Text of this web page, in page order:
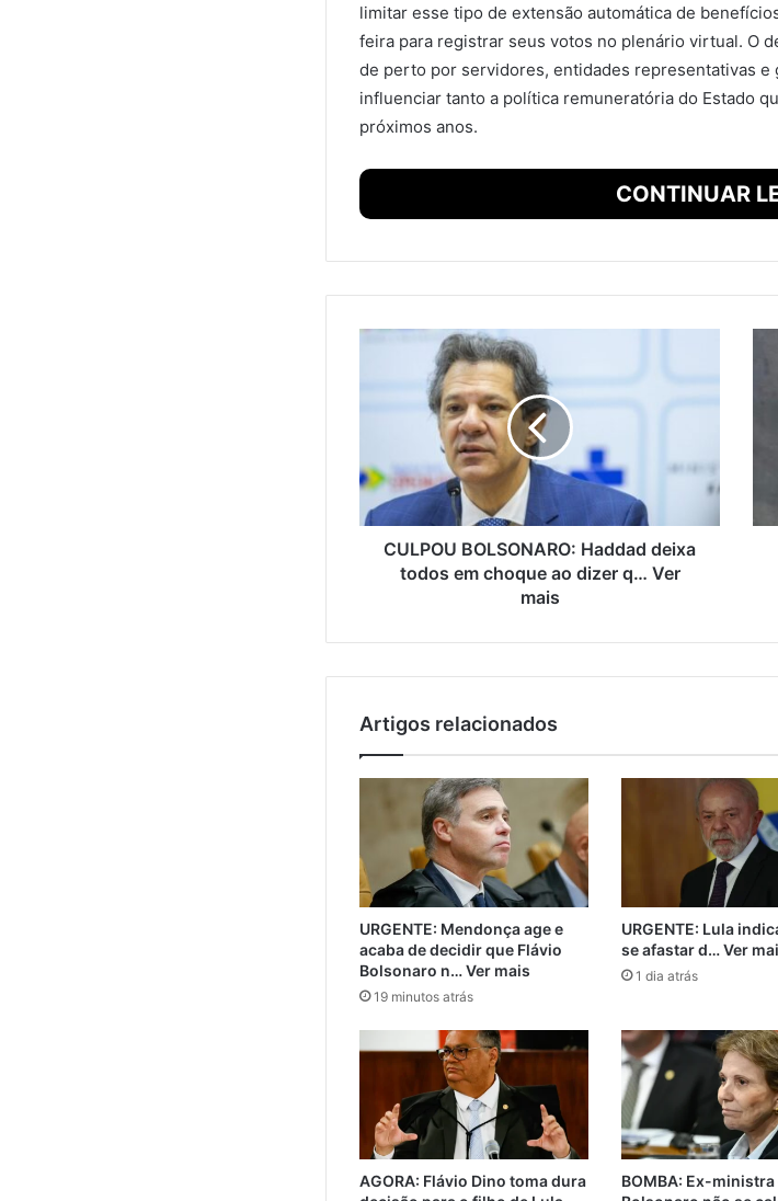
limitar esse tipo de extensão automática de
feira para registrar seus votos no plenário virtual. O
de perto por servidores, entidades representativas e
influenciar tanto a política remuneratória do Estado
próximos anos.
CONTINUAR
CULPOU BOLSONARO: Haddad deixa
todos em choque ao dizer q… Ver
mais
Artigos relacionados
URGENTE: Mendonça age e
acaba de decidir que Flávio
Bolsonaro n… Ver mais
19 minutos atrás
URGENTE: Lula
se afastar d… Ver
1 dia atrás
AGORA: Flávio Dino toma dura
BOMBA: Ex-ministra